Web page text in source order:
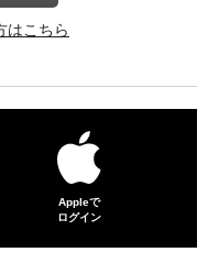
はこちら
Appleで
ログイン